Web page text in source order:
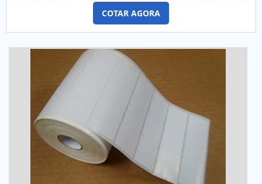
se destaque por um bom suporte pré-venda e tenha ampla
experiência no ramo.Quando a questão é rolo etiqueta
adesiva, na 4Food Print o cliente obterá proteção e
INTERESSANTES...
COTAR AGORA